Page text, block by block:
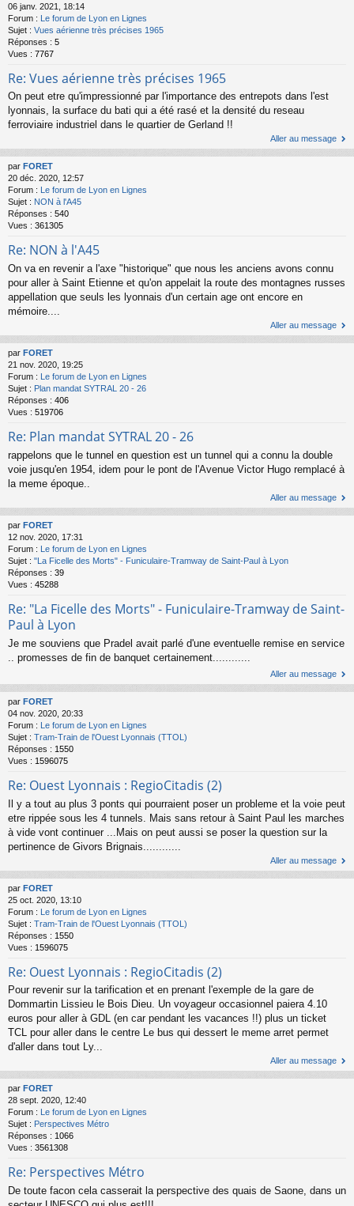
06 janv. 2021, 18:14
Forum : Le forum de Lyon en Lignes
Sujet : Vues aérienne très précises 1965
Réponses : 5
Vues : 7767
Re: Vues aérienne très précises 1965
On peut etre qu'impressionné par l'importance des entrepots dans l'est
lyonnais, la surface du bati qui a été rasé et la densité du reseau
ferroviaire industriel dans le quartier de Gerland !!
Aller au message
par FORET
20 déc. 2020, 12:57
Forum :
Le forum de Lyon en Lignes
Sujet : NON à l'A45
Réponses : 540
Vues : 361305
Re: NON à l'A45
On va en revenir a l'axe "historique" que nous les anciens avons connu
pour aller à Saint Etienne et qu'on appelait la route des montagnes russes
appellation que seuls les lyonnais d'un certain age ont encore en
mémoire....
Aller au message
par FORET
21 nov. 2020, 19:25
Forum : Le forum de Lyon en Lignes
Sujet : Plan mandat SYTRAL 20 - 26
Réponses : 406
Vues : 519706
Re: Plan mandat SYTRAL 20 - 26
rappelons que le tunnel en question est un tunnel qui a connu la double
voie jusqu'en 1954, idem pour le pont de l'Avenue Victor Hugo remplacé à
la meme époque..
Aller au message
par FORET
12 nov. 2020, 17:31
Forum : Le forum de Lyon en Lignes
Sujet : "La Ficelle des Morts" - Funiculaire-Tramway de Saint-Paul à Lyon
Réponses : 39
Vues : 45288
Re: "La Ficelle des Morts" - Funiculaire-Tramway de Saint-
Paul à Lyon
Je me souviens que Pradel avait parlé d'une eventuelle remise en service
.. promesses de fin de banquet certainement............
Aller au message
par FORET
04 nov. 2020, 20:33
Forum : Le forum de Lyon en Lignes
Sujet : Tram-Train de l'Ouest Lyonnais (TTOL)
Réponses : 1550
Vues : 1596075
Re: Ouest Lyonnais : RegioCitadis (2)
Il y a tout au plus 3 ponts qui pourraient poser un probleme et la voie peut
etre rippée sous les 4 tunnels. Mais sans retour à Saint Paul les marches
à vide vont continuer ...Mais on peut aussi se poser la question sur la
pertinence de Givors Brignais............
Aller au message
par FORET
25 oct. 2020, 13:10
Forum : Le forum de Lyon en Lignes
Sujet : Tram-Train de l'Ouest Lyonnais (TTOL)
Réponses : 1550
Vues : 1596075
Re: Ouest Lyonnais : RegioCitadis (2)
Pour revenir sur la tarification et en prenant l'exemple de la gare de
Dommartin Lissieu le Bois Dieu. Un voyageur occasionnel paiera 4.10
euros pour aller à GDL (en car pendant les vacances !!) plus un ticket
TCL pour aller dans le centre Le bus qui dessert le meme arret permet
d'aller dans tout Ly...
Aller au message
par FORET
28 sept. 2020, 12:40
Forum :
Le forum de Lyon en Lignes
Sujet : Perspectives Métro
Réponses : 1066
Vues : 3561308
Re: Perspectives Métro
De toute facon cela casserait la perspective des quais de Saone, dans un